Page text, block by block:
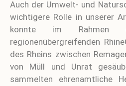
Auch der Umwelt- und
wichtigere Rolle in unserer
konnte im Rahmen
regionenübergreifenden
des Rheins zwischen
von Müll und Unrat
sammelten ehrenamtliche